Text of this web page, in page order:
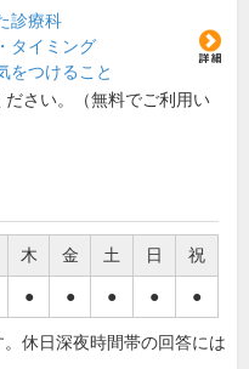
診療科
タイミング
をつけること
ださい。（無料でご利用い
木 金 土 日 祝
● ● ● ● ●
休日深夜時間帯の回答には